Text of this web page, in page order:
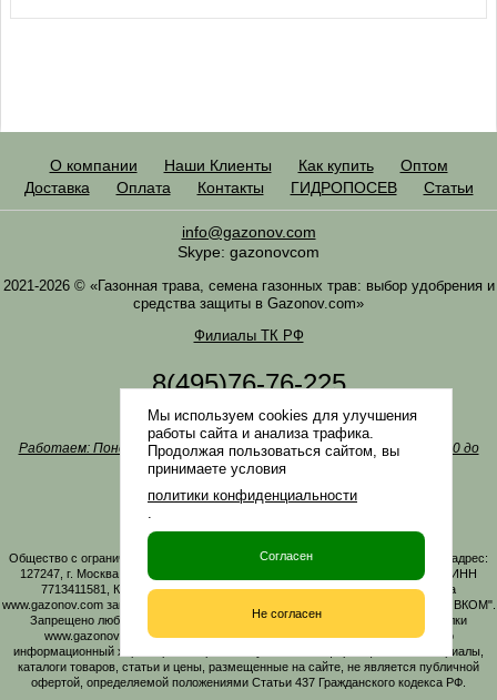
О компании Наши Клиенты Как купить
Оптом
Доставка
Оплата Контакты ГИДРОПОСЕВ Статьи
info@gazonov.com
Skype: gazonovcom
2021-2026 © «Газонная трава, семена газонных трав: выбор удобрения и
средства защиты в Gazonov.com»
Филиалы ТК РФ
8(495)76-76-225
8(985)76-76-335
Наша почтаinfo@gazonov.com
Работаем: Понедельник-четверг с 10:00 до 18:00, пятница - с 10:00 до
17:00
Наши награды и письма
Политика конфиденциальности
Заказать обратный звонок
Общество с ограниченной ответственностью «ГАЗОНОВКОМ» Юридический адрес:
127247, г. Москва, Дмитровское ш., д. 100, стр. 2, этаж 01, помещение 3106 ИНН
7713411581, КПП 771301001 ОГРН 1167746161219. Все материалы сайта
www.gazonov.com защищены авторским правом и принадлежат ООО "ГАЗОНОВКОМ".
Запрещено любое копирование материалов сайта без активной гиперссылки
www.gazonov.com. Данный сайт и его содержимое носит исключительно
информационный характер и ни при каких условиях информационные материалы,
каталоги товаров, статьи и цены, размещенные на сайте, не является публичной
офертой, определяемой положениями Статьи 437 Гражданского кодекса РФ.
Мы используем cookies для улучшения
работы сайта и анализа трафика.
Продолжая пользоваться сайтом, вы
принимаете условия
политики конфиденциальности
.
Согласен
Не согласен